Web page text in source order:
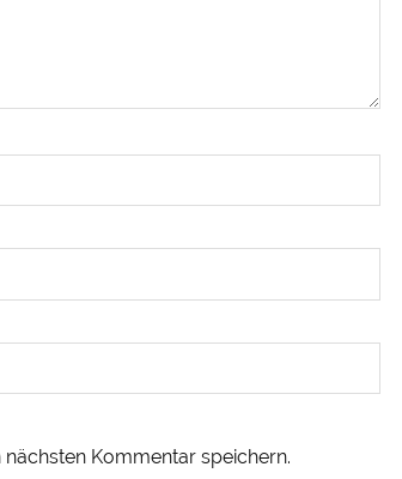
Kommentar speichern.